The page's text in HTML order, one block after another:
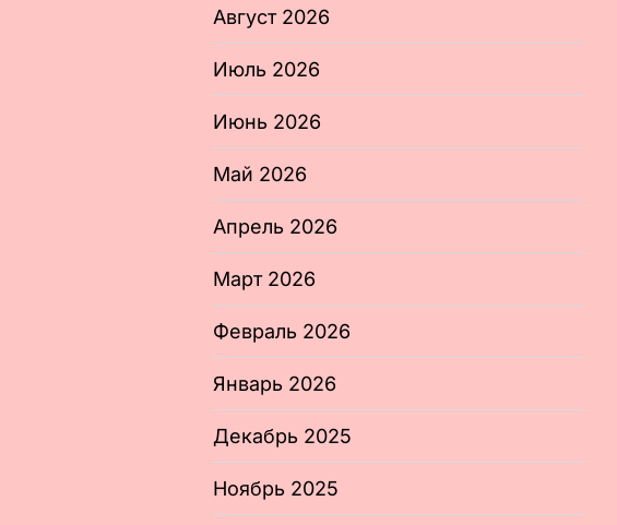
Август 2026
Июль 2026
Июнь 2026
Май 2026
Апрель 2026
Март 2026
Февраль 2026
Январь 2026
Декабрь 2025
Ноябрь 2025